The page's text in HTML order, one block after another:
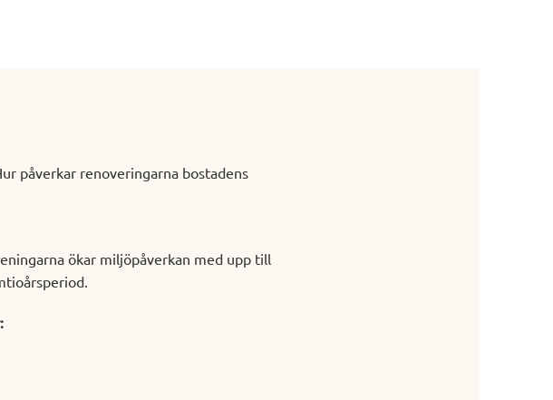
påverkar renoveringarna bostadens
ökar miljöpåverkan med upp till